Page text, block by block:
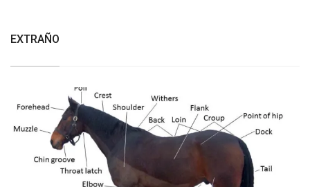
EXTRAÑO